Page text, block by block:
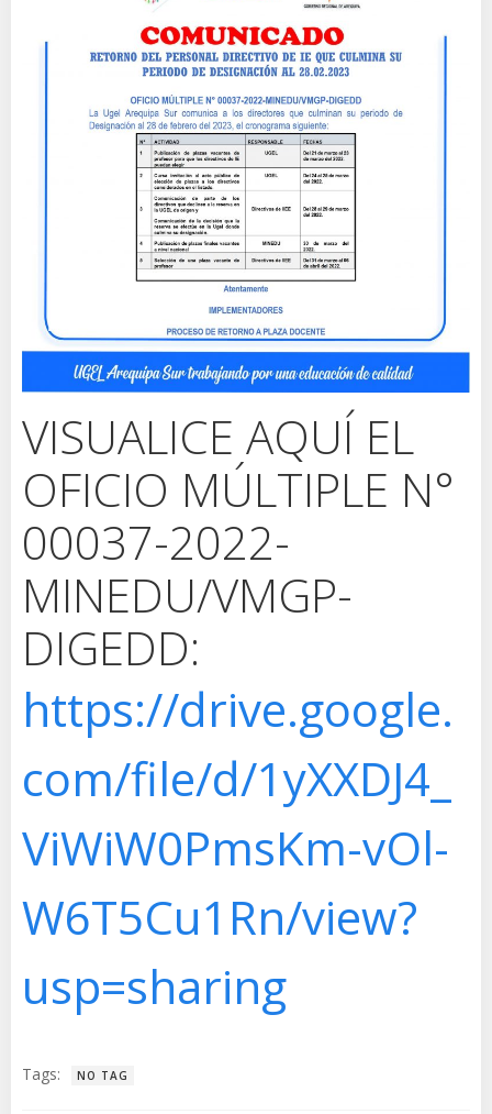
VISUALICE AQUÍ EL
OFICIO MÚLTIPLE N°
00037-2022-
MINEDU/VMGP-
DIGEDD:
https://drive.google.
com/file/d/1yXXDJ4_
ViWiW0PmsKm-vOl-
W6T5Cu1Rn/view?
usp=sharing
Tags: NO TAG